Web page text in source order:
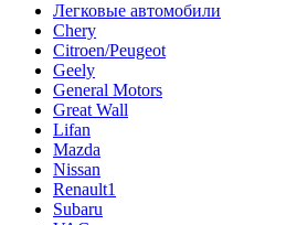
Легковые автомобили
Chery
Citroen/Peugeot
Geely
General Motors
Great Wall
Lifan
Mazda
Nissan
Renault1
Subaru